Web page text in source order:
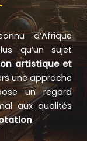
d’Afrique
qu’un sujet
artistique et
une approche
un regard
aux qualités
.